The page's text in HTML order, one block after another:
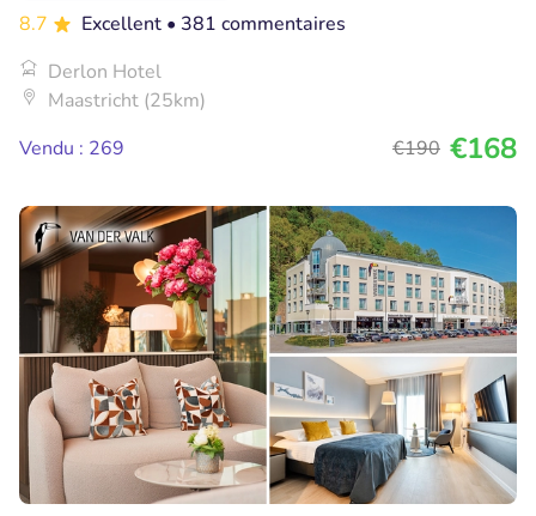
8.7
Excellent • 381 commentaires
Derlon Hotel
Maastricht (25km)
Vendu : 269
€190 €168